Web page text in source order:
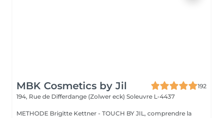
MBK Cosmetics by Jil
192
194, Rue de Differdange (Zolwer eck) Soleuvre L-4437
METHODE Brigitte Kettner - TOUCH BY JIL, comprendre la